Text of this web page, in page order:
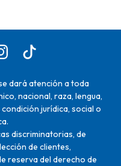
dará atención a toda
nacional, raza, lengua,
jurídica, social o
discriminatorias, de
de clientes,
reserva del derecho de